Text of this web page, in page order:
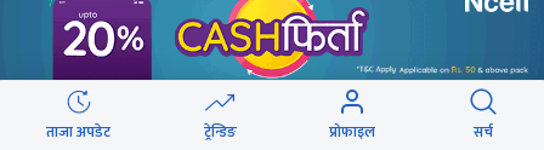
संसद्लाई टेर्दैनन् प्रधानमन्त्री, लाचार
छन् सभामुख
ताजा अपडेट ट्रेन्डिङ प्रोफाइल सर्च